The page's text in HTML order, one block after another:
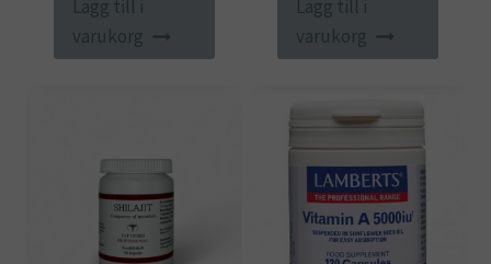
Lägg till i
varukorg
Lägg till i
varukorg